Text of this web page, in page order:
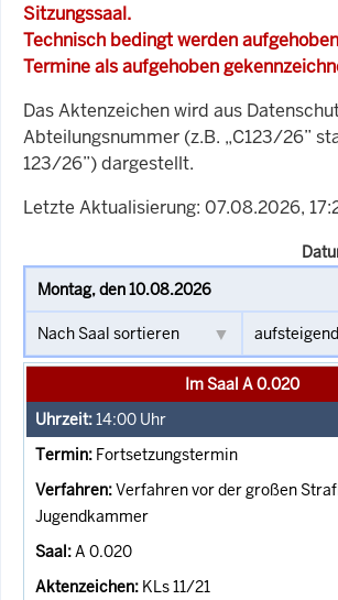
Sitzungssaal.
Technisch bedingt werden
Termine als aufgehoben
Das Aktenzeichen wird aus
Abteilungsnummer (z.B. „C123/26”
123/26”) dargestellt.
Letzte Aktualisierung: 07.08.2026,
Im Saal A 0.020
14:00 Uhr
Fortsetzungstermin
Verfahren vor der großen
Jugendkammer
A 0.020
KLs 11/21